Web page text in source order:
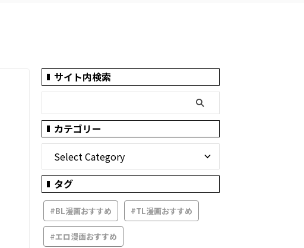
サイト内検索
カテゴリー
タグ
#BL漫画おすすめ #TL漫画おすすめ
#エロ漫画おすすめ